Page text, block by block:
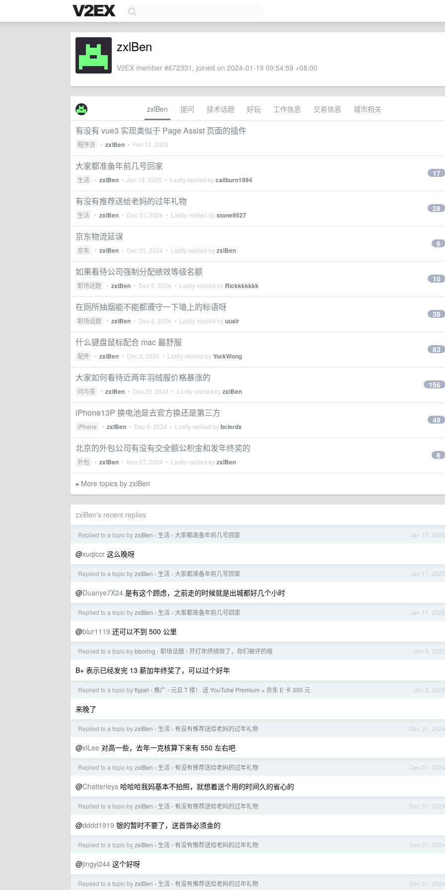
zxlBen
V2EX member #672331, joined on 2024-01-19 09:54:59 +08:00
zxlBen 提问 技术话题 好玩 工作信息 交易信息 城市相关
有没有 vue3 实现类似于 Page Assist 页面的插件
程序员 • zxlBen • Feb 12, 2025
大家都准备年前几号回家
生活 • zxlBen • Jan 18, 2025 • Lastly replied bycaliburn1994
17
有没有推荐送给老妈的过年礼物
生活 • zxlBen • Dec 31, 2024 • Lastly replied bystone9527
28
京东物流延误
京东 • zxlBen • Dec 31, 2024 • Lastly replied byzxlBen
6
如果看待公司强制分配绩效等级名额
职场话题 • zxlBen • Dec 5, 2024 • Lastly replied by Rickkkkkkk
10
在厕所抽烟能不能都遵守一下墙上的标语呀
职场话题 • zxlBen • Dec 4, 2024 • Lastly replied byuuair
38
什么键盘鼠标配合 mac 最舒服
配件 • zxlBen • Dec 2, 2024 • Lastly replied byYorkWong
83
大家如何看待近两年羽绒服价格暴涨的
问与答 • zxlBen • Dec 23, 2024 • Lastly replied byzxlBen
156
iPhone13P 换电池是去官方换还是第三方
iPhone • zxlBen • Dec 6, 2024 • Lastly replied bybclerdx
49
北京的外包公司有没有交全额公积金和发年终奖的
外包 • zxlBen • Nov 27, 2024 • Lastly replied byzxlBen
6
» More topics by zxlBen
zxlBen's recent replies
Jan 17, 2025
Replied to a topic byzxlBen › 生活 › 大家都准备年前几号回家
@xuqiccr 这么晚呀
Jan 17, 2025
Replied to a topic byzxlBen › 生活 › 大家都准备年前几号回家
@Duanye7X24 是有这个顾虑，之前走的时候就是出城都好几个小时
Jan 17, 2025
Replied to a topic byzxlBen › 生活 › 大家都准备年前几号回家
@blur1119 还可以不到 500 公里
Jan 8, 2025
Replied to a topic bybboring › 职场话题 › 开打年终绩效了，你们被评的啥
B+ 表示已经发完 13 薪加年终奖了，可以过个好年
Jan 2, 2025
Replied to a topic byflypei › 推广 › 元旦 T 楼！ 送 YouTube Premium + 京东 E 卡 300 元
来晚了
Dec 31, 2024
Replied to a topic byzxlBen › 生活 › 有没有推荐送给老妈的过年礼物
@xlLee 对高一些，去年一克核算下来有 550 左右吧
Dec 31, 2024
Replied to a topic byzxlBen › 生活 › 有没有推荐送给老妈的过年礼物
@Chatterleys 哈哈哈我妈基本不拍照，就想着送个用的时间久的省心的
Dec 31, 2024
Replied to a topic byzxlBen › 生活 › 有没有推荐送给老妈的过年礼物
@dddd1919 银的暂时不要了，送首饰必须金的
Dec 31, 2024
Replied to a topic byzxlBen › 生活 › 有没有推荐送给老妈的过年礼物
@jingyi244 这个好呀
Dec 31, 2024
Replied to a topic byzxlBen › 生活 › 有没有推荐送给老妈的过年礼物